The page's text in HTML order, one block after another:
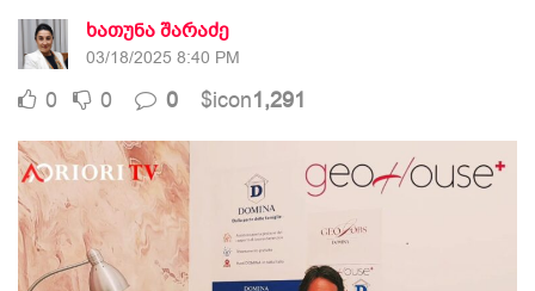
ხათუნა შარაძე
03/18/2025 8:40 PM
0 0 0 $icon1,291